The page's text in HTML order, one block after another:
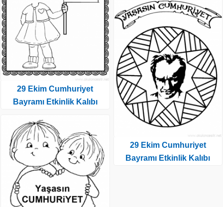
29 Ekim Cumhuriyet
Bayramı Etkinlik Kalıbı
29 Ekim Cumhuriyet
Bayramı Etkinlik Kalıbı